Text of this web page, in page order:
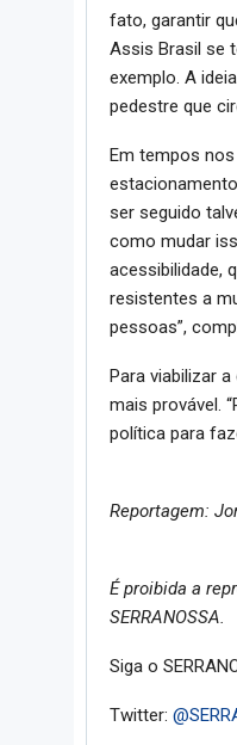
fato, garantir
Assis Brasil se
exemplo. A
pedestre que
Em tempos
ser seguido
como mudar
acessibilidade,
resistentes a
pessoas”,
Para viabilizar
mais provável.
política para
Reportagem:
É proibida a
SERRANOSSA.
Siga o
Twitter: